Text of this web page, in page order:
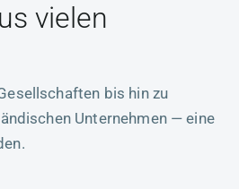
vielen
bis hin zu
Unternehmen — eine